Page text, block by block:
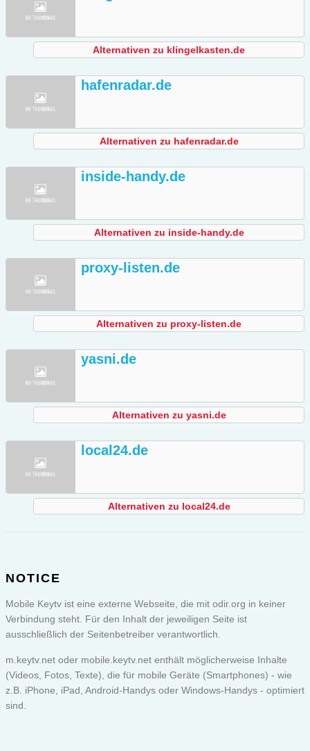
Alternativen zu klingelkasten.de
hafenradar.de
Alternativen zu hafenradar.de
inside-handy.de
Alternativen zu inside-handy.de
proxy-listen.de
Alternativen zu proxy-listen.de
yasni.de
Alternativen zu yasni.de
local24.de
Alternativen zu local24.de
NOTICE
Mobile Keytv ist eine externe Webseite, die mit odir.org in keiner
Verbindung steht. Für den Inhalt der jeweiligen Seite ist
ausschließlich der Seitenbetreiber verantwortlich.
m.keytv.net oder mobile.keytv.net enthält möglicherweise Inhalte
(Videos, Fotos, Texte), die für mobile Geräte (Smartphones) - wie
z.B. iPhone, iPad, Android-Handys oder Windows-Handys - optimiert
sind.